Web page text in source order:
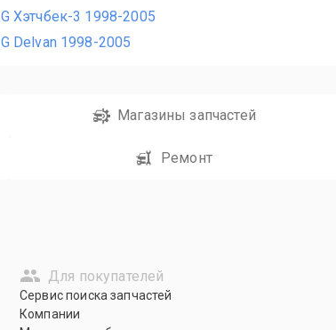
G Хэтчбек-3 1998-2005
G Delvan 1998-2005
Магазины запчастей
Ремонт
Для покупателей
Сервис поиска запчастей
Компании